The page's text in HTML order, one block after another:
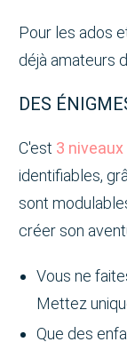
Pour les ados
déjà amateurs
DES
C'est 3
identifiables,
sont
créer son
Vous ne
Mettez
Que des